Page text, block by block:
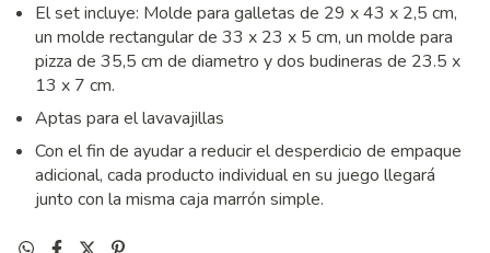
El set incluye: Molde para galletas de 29 x 43 x 2,5 cm,
un molde rectangular de 33 x 23 x 5 cm, un molde para
pizza de 35,5 cm de diametro y dos budineras de 23.5 x
13 x 7 cm.
Aptas para el lavavajillas
Con el fin de ayudar a reducir el desperdicio de empaque
adicional, cada producto individual en su juego llegará
junto con la misma caja marrón simple.